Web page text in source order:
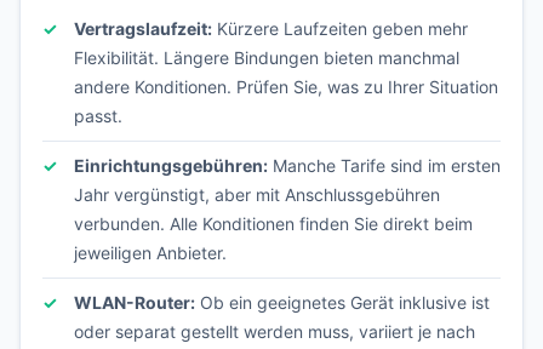
Vertragslaufzeit: Kürzere Laufzeiten geben mehr
Flexibilität. Längere Bindungen bieten manchmal
andere Konditionen. Prüfen Sie, was zu Ihrer Situation
passt.
Einrichtungsgebühren: Manche Tarife sind im ersten
Jahr vergünstigt, aber mit Anschlussgebühren
verbunden. Alle Konditionen finden Sie direkt beim
jeweiligen Anbieter.
WLAN-Router: Ob ein geeignetes Gerät inklusive ist
oder separat gestellt werden muss, variiert je nach